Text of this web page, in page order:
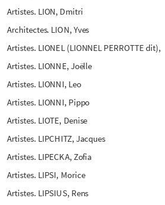
Artistes. LION, Dmitri
Architectes. LION, Yves
Artistes. LIONEL (LIONNEL PERROTTE dit),
Artistes. LIONNE, Joëlle
Artistes. LIONNI, Leo
Artistes. LIONNI, Pippo
Artistes. LIOTE, Denise
Artistes. LIPCHITZ, Jacques
Artistes. LIPECKA, Zofia
Artistes. LIPSI, Morice
Artistes. LIPSIUS, Rens